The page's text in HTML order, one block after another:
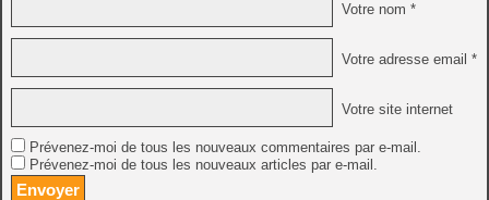
Votre nom *
Votre adresse email *
Votre site internet
Prévenez-moi de tous les nouveaux commentaires par e-mail.
Prévenez-moi de tous les nouveaux articles par e-mail.